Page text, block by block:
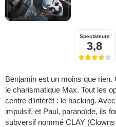
Spectateurs
3,8
Benjamin est un moins que rien.
le charismatique Max. Tout les
centre d’intérêt : le hacking.
impulsif, et Paul, paranoïde, ils
subversif nommé CLAY